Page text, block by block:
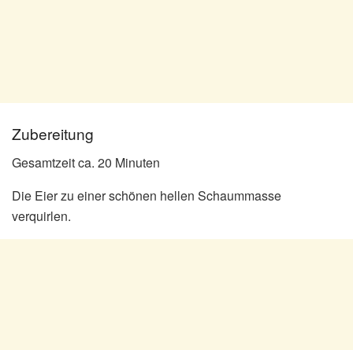
Zubereitung
Gesamtzeit ca. 20 Minuten
Die Eier zu einer schönen hellen Schaummasse
verquirlen.